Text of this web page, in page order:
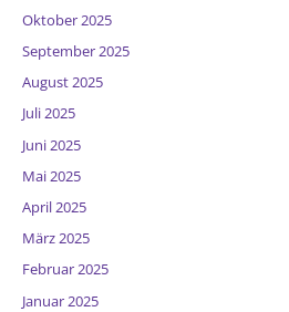
Oktober 2025
September 2025
August 2025
Juli 2025
Juni 2025
Mai 2025
April 2025
März 2025
Februar 2025
Januar 2025